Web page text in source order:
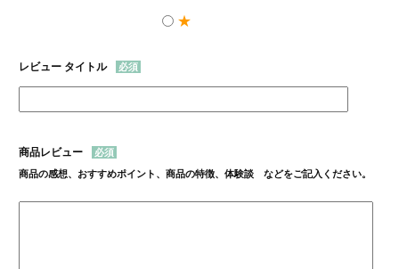
★
レビュー タイトル
商品レビュー
商品の感想、おすすめポイント、商品の特徴、体験談 などをご記入ください。